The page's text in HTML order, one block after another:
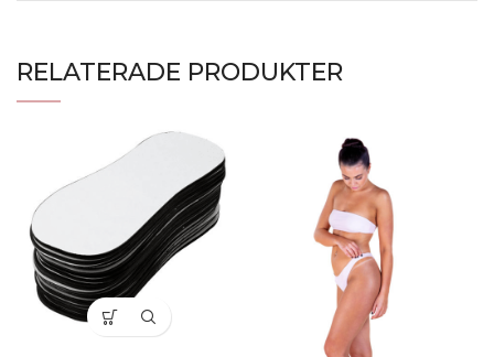
RELATERADE PRODUKTER